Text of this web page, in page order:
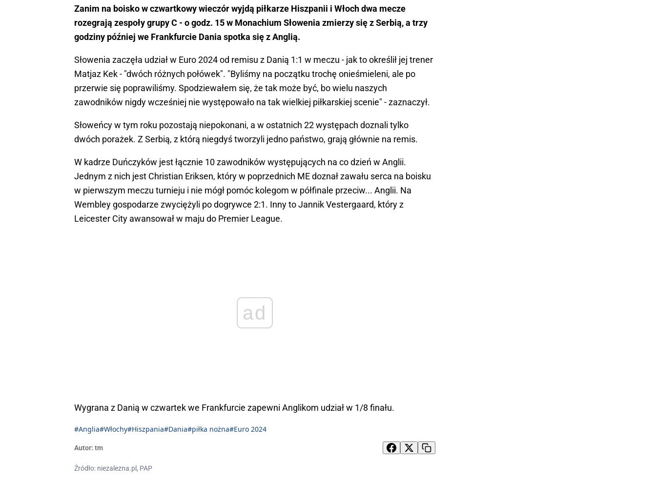
Zanim na boisko w czwartkowy wieczór wyjdą piłkarze Hiszpanii i Włoch dwa mecze
rozegrają zespoły grupy C - o godz. 15 w Monachium Słowenia zmierzy się z Serbią, a trzy
godziny później we Frankfurcie Dania spotka się z Anglią.
Słowenia zaczęła udział w Euro 2024 od remisu z Danią 1:1 w meczu - jak to określił jej trener
Matjaz Kek - "dwóch różnych połówek". "Byliśmy na początku trochę onieśmieleni, ale po
przerwie się poprawiliśmy. Spodziewałem się, że tak może być, bo wielu naszych
zawodników nigdy wcześniej nie występowało na tak wielkiej piłkarskiej scenie" - zaznaczył.
Słoweńcy w tym roku pozostają niepokonani, a w ostatnich 22 występach doznali tylko
dwóch porażek. Z Serbią, z którą niegdyś tworzyli jedno państwo, grają głównie na remis.
W kadrze Duńczyków jest łącznie 10 zawodników występujących na co dzień w Anglii.
Jednym z nich jest Christian Eriksen, który w poprzednich ME doznał zawału serca na boisku
w pierwszym meczu turnieju i nie mógł pomóc kolegom w półfinale przeciw... Anglii. Na
Wembley gospodarze zwyciężyli po dogrywce 2:1. Inny to Jannik Vestergaard, który z
Leicester City awansował w maju do Premier League.
ad
Wygrana z Danią w czwartek we Frankfurcie zapewni Anglikom udział w 1/8 finału.
#Anglia#Włochy#Hiszpania#Dania#piłka nożna#Euro 2024
Autor: tm
Źródło: niezalezna.pl, PAP